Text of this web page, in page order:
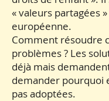
« valeurs partagées
européenne.
Comment résoudre
problèmes ? Les
déjà mais
demander pourquoi
pas adoptées.